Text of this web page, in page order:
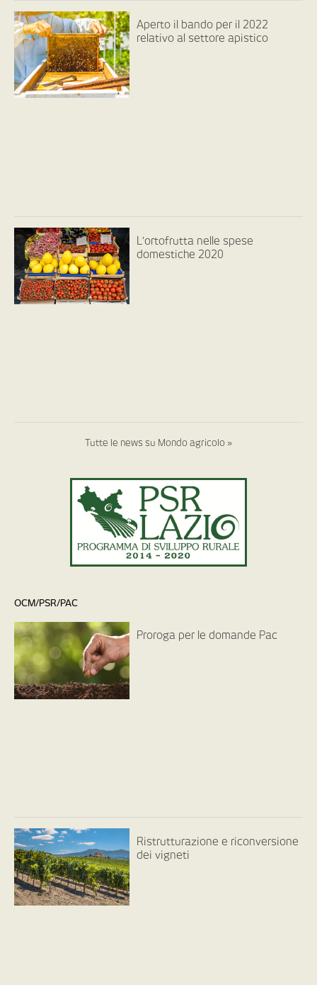
Aperto il bando per il 2022
relativo al settore apistico
L’ortofrutta nelle spese
domestiche 2020
Tutte le news su Mondo agricolo »
OCM/PSR/PAC
Proroga per le domande Pac
Ristrutturazione e riconversione
dei vigneti